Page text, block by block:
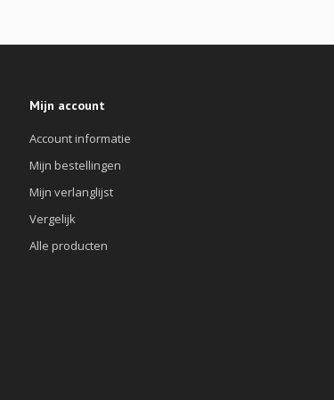
Mijn account
Account informatie
Mijn bestellingen
Mijn verlanglijst
Vergelijk
Alle producten